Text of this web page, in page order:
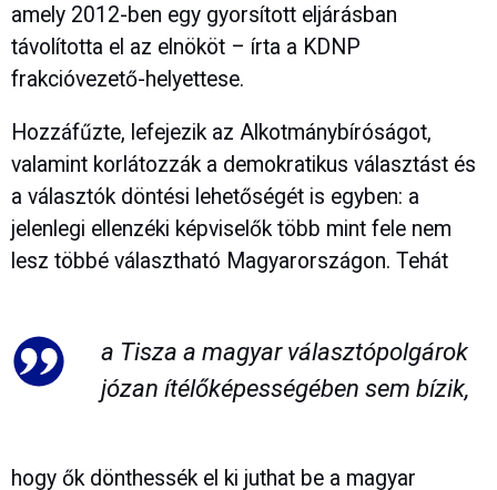
amely 2012-ben egy gyorsított eljárásban
távolította el az elnököt – írta a KDNP
frakcióvezető-helyettese.
Hozzáfűzte, lefejezik az Alkotmánybíróságot,
valamint korlátozzák a demokratikus választást és
a választók döntési lehetőségét is egyben: a
jelenlegi ellenzéki képviselők több mint fele nem
lesz többé választható Magyarországon. Tehát
a Tisza a magyar választópolgárok
józan ítélőképességében sem bízik,
hogy ők dönthessék el ki juthat be a magyar